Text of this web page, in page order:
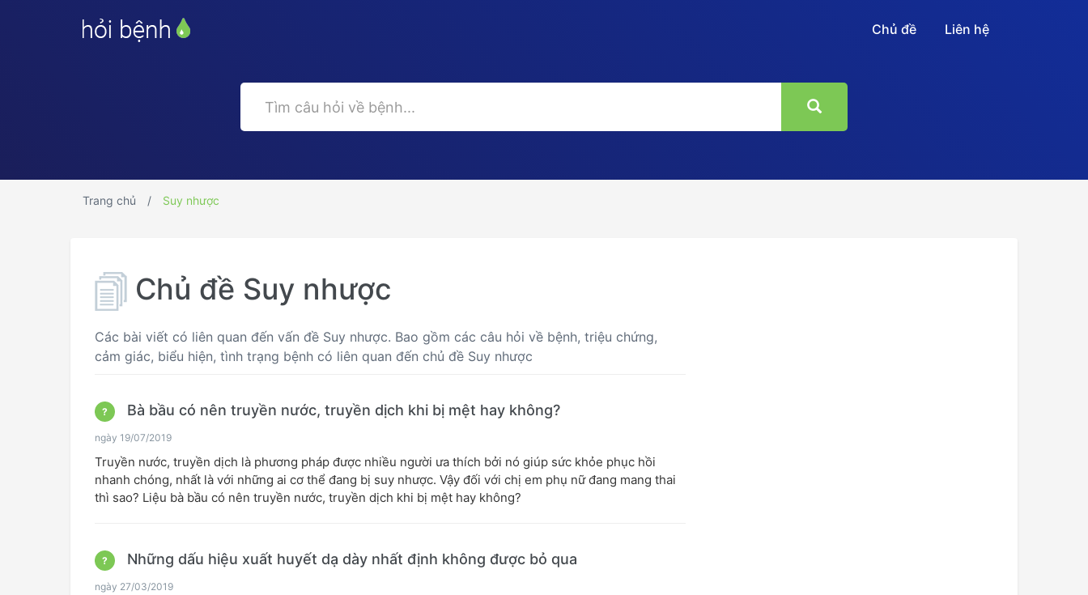
Chủ đề Liên hệ
Trang chủ Suy nhược
Chủ đề Suy nhược
Các bài viết có liên quan đến vấn đề Suy nhược. Bao gồm các câu hỏi về bệnh, triệu chứng,
cảm giác, biểu hiện, tình trạng bệnh có liên quan đến chủ đề Suy nhược
? Bà bầu có nên truyền nước, truyền dịch khi bị mệt hay không?
ngày 19/07/2019
Truyền nước, truyền dịch là phương pháp được nhiều người ưa thích bởi nó giúp sức khỏe phục hồi
nhanh chóng, nhất là với những ai cơ thể đang bị suy nhược. Vậy đối với chị em phụ nữ đang mang thai
thì sao? Liệu bà bầu có nên truyền nước, truyền dịch khi bị mệt hay không?
? Những dấu hiệu xuất huyết dạ dày nhất định không được bỏ qua
ngày 27/03/2019